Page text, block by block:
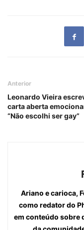
Anterior
Leonardo Vieira
carta aberta
“Não escolhi ser gay”
Ariano e carioca,
como redator do
em conteúdo sobre